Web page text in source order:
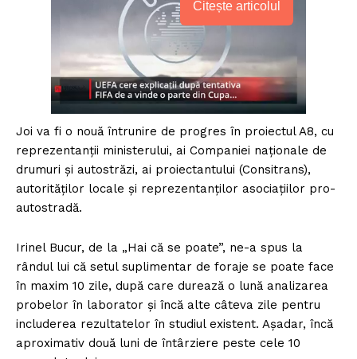
Citește articolul
Joi va fi o nouă întrunire de progres în proiectul A8, cu
reprezentanţii ministerului, ai Companiei naţionale de
drumuri şi autostrăzi, ai proiectantului (Consitrans),
autorităţilor locale şi reprezentanţilor asociaţiilor pro-
autostradă.
Irinel Bucur, de la „Hai că se poate”, ne-a spus la
rândul lui că setul suplimentar de foraje se poate face
în maxim 10 zile, după care durează o lună analizarea
probelor în laborator şi încă alte câteva zile pentru
includerea rezultatelor în studiul existent. Aşadar, încă
aproximativ două luni de întârziere peste cele 10